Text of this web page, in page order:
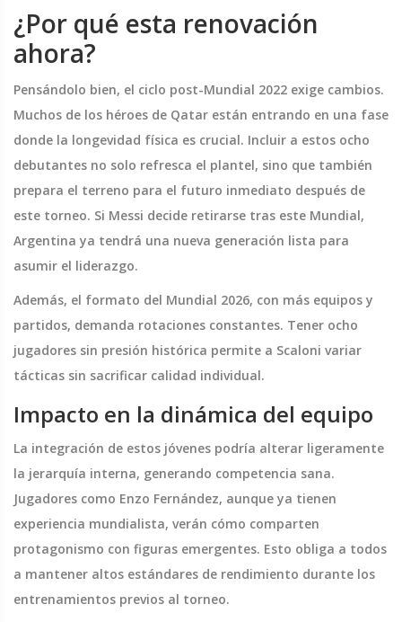
¿Por qué esta renovación
ahora?
Pensándolo bien, el ciclo post-Mundial 2022 exige cambios.
Muchos de los héroes de Qatar están entrando en una fase
donde la longevidad física es crucial. Incluir a estos ocho
debutantes no solo refresca el plantel, sino que también
prepara el terreno para el futuro inmediato después de
este torneo. Si Messi decide retirarse tras este Mundial,
Argentina ya tendrá una nueva generación lista para
asumir el liderazgo.
Además, el formato del Mundial 2026, con más equipos y
partidos, demanda rotaciones constantes. Tener ocho
jugadores sin presión histórica permite a Scaloni variar
tácticas sin sacrificar calidad individual.
Impacto en la dinámica del equipo
La integración de estos jóvenes podría alterar ligeramente
la jerarquía interna, generando competencia sana.
Jugadores como Enzo Fernández, aunque ya tienen
experiencia mundialista, verán cómo comparten
protagonismo con figuras emergentes. Esto obliga a todos
a mantener altos estándares de rendimiento durante los
entrenamientos previos al torneo.